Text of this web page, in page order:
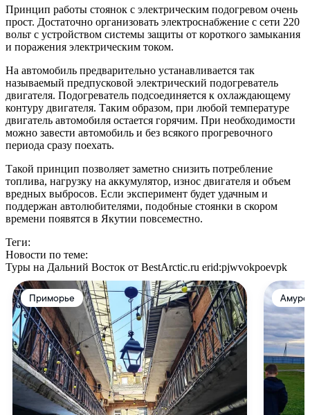
Принцип работы стоянок с электрическим подогревом очень
прост. Достаточно организовать электроснабжение с сети 220
вольт с устройством системы защиты от короткого замыкания
и поражения электрическим током.
На автомобиль предварительно устанавливается так
называемый предпусковой электрический подогреватель
двигателя. Подогреватель подсоединяется к охлаждающему
контуру двигателя. Таким образом, при любой температуре
двигатель автомобиля остается горячим. При необходимости
можно завести автомобиль и без всякого прогревочного
периода сразу поехать.
Такой принцип позволяет заметно снизить потребление
топлива, нагрузку на аккумулятор, износ двигателя и объем
вредных выбросов. Если эксперимент будет удачным и
поддержан автолюбителями, подобные стоянки в скором
времени появятся в Якутии повсеместно.
Теги:
Новости по теме:
Туры на Дальний Восток от BestArctic.ru erid:pjwvokpoevpk